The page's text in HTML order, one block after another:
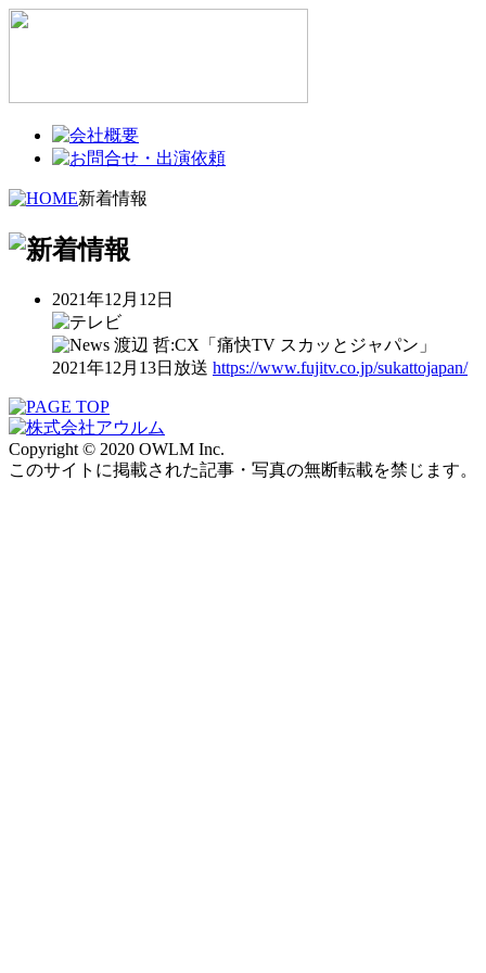
新着情報
2021年12月12日
渡辺 哲:CX「痛快TV スカッとジャパン」
2021年12月13日放送 https://www.fujitv.co.jp/sukattojapan/
Copyright © 2020 OWLM Inc.
このサイトに掲載された記事・写真の無断転載を禁じます。